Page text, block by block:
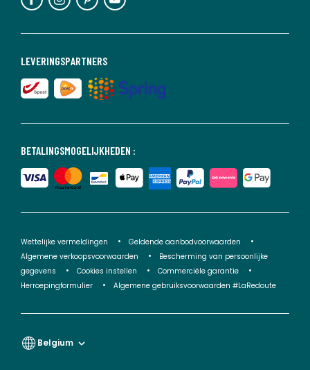
BETALINGSMOGELIJKHEDEN :
LEVERINGSPARTNERS
Wettelijke vermeldingen
Geldende aanbodvoorwaarden
Algemene verkoopsvoorwaarden
Bescherming van persoonlijke
gegevens
Cookies instellen
Commerciële garantie
Herroepingformulier
Algemene gebruiksvoorwaarden #LaRedoute
Belgium